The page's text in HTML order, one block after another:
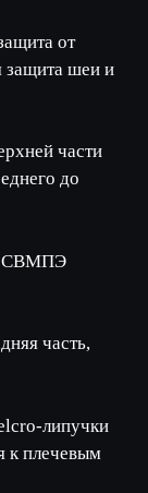
от
защита шеи и
части
до
СВМПЭ
часть,
липучки
к плечевым